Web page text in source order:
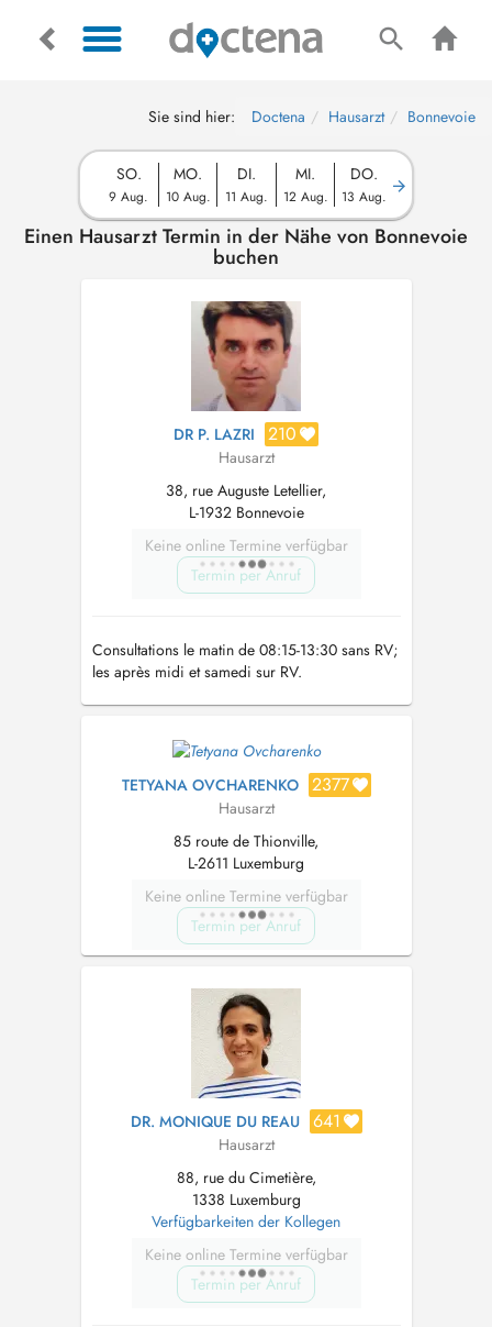
Sie sind hier: Doctena Hausarzt Bonnevoie
SO.
9 Aug.
MO.
10 Aug.
DI.
11 Aug.
MI.
12 Aug.
DO.
13 Aug.
Einen Hausarzt Termin in der Nähe von Bonnevoie
buchen
DR P. LAZRI 210
Hausarzt
38, rue Auguste Letellier,
L-1932 Bonnevoie
Keine online Termine verfügbar
Termin per Anruf
Consultations le matin de 08:15-13:30 sans RV;
les après midi et samedi sur RV.
TETYANA OVCHARENKO 2377
Hausarzt
85 route de Thionville,
L-2611 Luxemburg
Keine online Termine verfügbar
Termin per Anruf
DR. MONIQUE DU REAU 641
Hausarzt
88, rue du Cimetière,
1338 Luxemburg
Verfügbarkeiten der Kollegen
Keine online Termine verfügbar
Termin per Anruf